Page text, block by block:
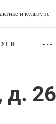
и культуре
д. 26